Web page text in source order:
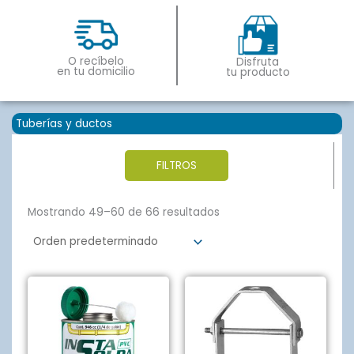
O recíbelo
en tu domicilio
Disfruta
tu producto
Tuberías y ductos
FILTROS
Mostrando 49–60 de 66 resultados